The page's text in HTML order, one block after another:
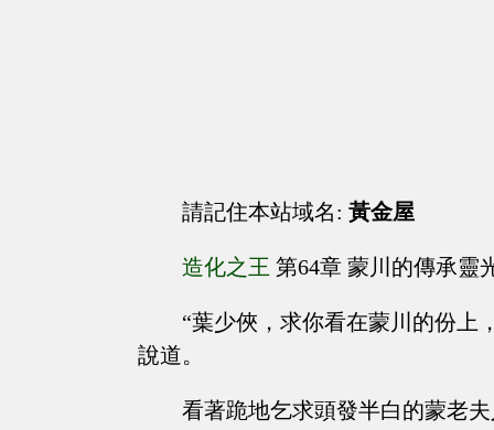
請記住本站域名: 黃金屋
造化之王 第64章 蒙川的傳承靈
“葉少俠，求你看在蒙川的份上
說道。
看著跪地乞求頭發半白的蒙老